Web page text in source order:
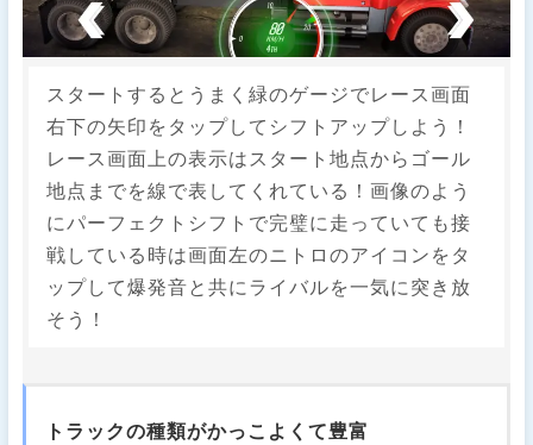
スタートするとうまく緑のゲージでレース画面
右下の矢印をタップしてシフトアップしよう！
レース画面上の表示はスタート地点からゴール
地点までを線で表してくれている！画像のよう
にパーフェクトシフトで完璧に走っていても接
戦している時は画面左のニトロのアイコンをタ
ップして爆発音と共にライバルを一気に突き放
そう！
トラックの種類がかっこよくて豊富